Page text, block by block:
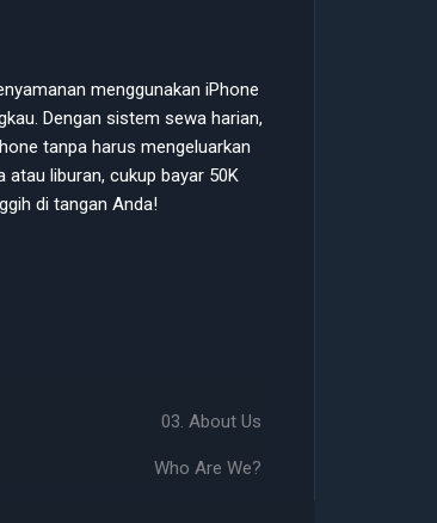
menggunakan iPhone
Dengan sistem sewa harian,
tanpa harus mengeluarkan
liburan, cukup bayar 50K
di tangan Anda!
03. About Us
Who Are We?